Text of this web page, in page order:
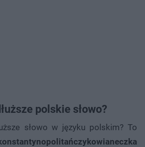
polskie słowo?
słowo w języku polskim? To